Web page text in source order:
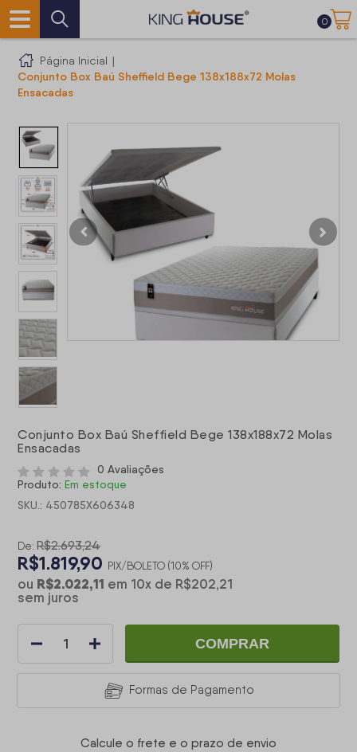
0
Página Inicial |
Conjunto Box Baú Sheffield Bege 138x188x72 Molas
Ensacadas
Conjunto Box Baú Sheffield Bege 138x188x72 Molas
Ensacadas
0 Avaliações
Produto: Em estoque
SKU.: 450785X606348
De: R$2.693,24
R$1.819,90 PIX/BOLETO (10% OFF)
ou R$2.022,11 em 10x de R$202,21
sem juros
COMPRAR
Formas de Pagamento
Calcule o frete e o prazo de envio